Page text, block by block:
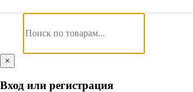
×
Вход или регистрация